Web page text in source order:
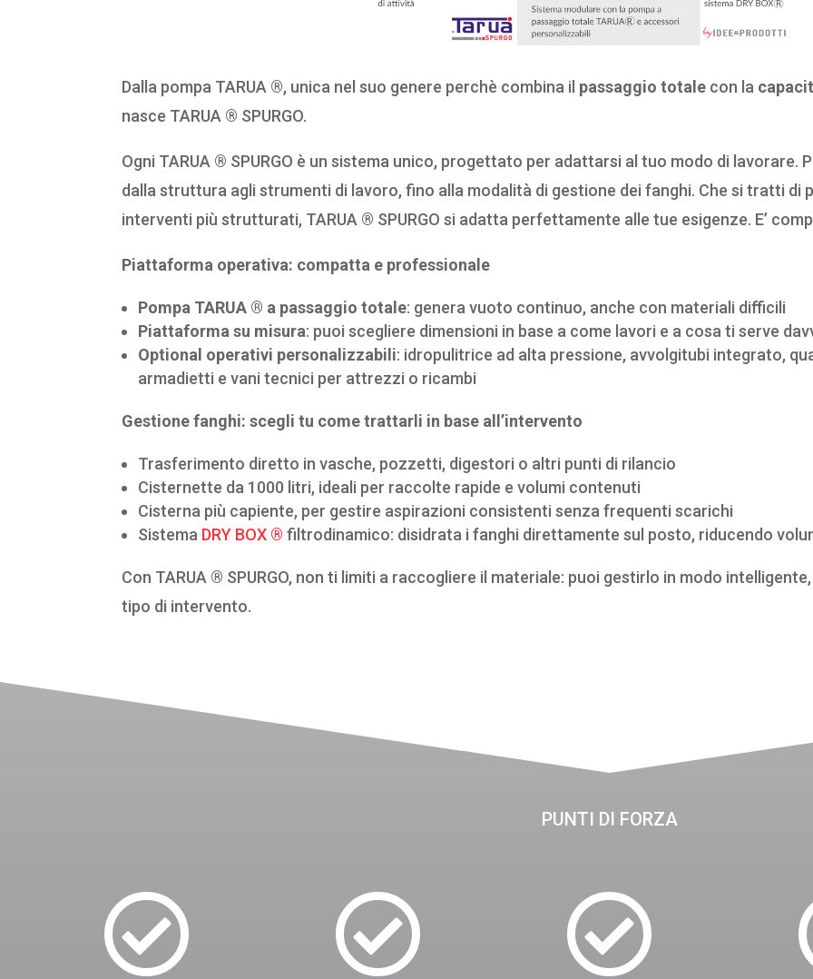
Dalla pompa TARUA ®, unica nel suo genere perchè combina il passaggio totale con la
nasce TARUA ® SPURGO.
Ogni TARUA ® SPURGO è un sistema unico, progettato per adattarsi al tuo modo di lavorare.
dalla struttura agli strumenti di lavoro, fino alla modalità di gestione dei fanghi. Che si tratti
interventi più strutturati, TARUA ® SPURGO si adatta perfettamente alle tue esigenze. E’
Piattaforma operativa: compatta e professionale
Pompa TARUA ® a passaggio totale: genera vuoto continuo, anche con materiali difficili
Piattaforma su misura: puoi scegliere dimensioni in base a come lavori e a cosa ti serve
Optional operativi personalizzabili: idropulitrice ad alta pressione, avvolgitubi integrato,
armadietti e vani tecnici per attrezzi o ricambi
Gestione fanghi: scegli tu come trattarli in base all’intervento
Trasferimento diretto in vasche, pozzetti, digestori o altri punti di rilancio
Cisternette da 1000 litri, ideali per raccolte rapide e volumi contenuti
Cisterna più capiente, per gestire aspirazioni consistenti senza frequenti scarichi
Sistema DRY BOX ® filtrodinamico: disidrata i fanghi direttamente sul posto, riducendo
Con TARUA ® SPURGO, non ti limiti a raccogliere il materiale: puoi gestirlo in modo
tipo di intervento.
PUNTI DI FORZA
  